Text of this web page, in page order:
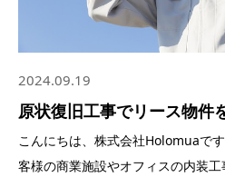
2024.09.19
原状復旧工事でリース物件
こんにちは、株式会社Holomuaで
客様の商業施設やオフィスの内装